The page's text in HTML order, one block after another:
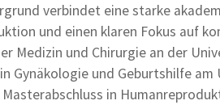
verbindet eine starke
und einen klaren Fokus auf
Medizin und Chirurgie an der
Gynäkologie und Geburtshilfe
in